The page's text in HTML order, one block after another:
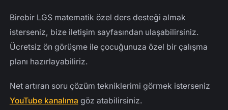
Birebir LGS matematik özel ders desteği almak
isterseniz, bize iletişim sayfasından ulaşabilirsiniz.
Ücretsiz ön görüşme ile çocuğunuza özel bir çalışma
planı hazırlayabiliriz.
Net artıran soru çözüm tekniklerimi görmek isterseniz
YouTube kanalıma göz atabilirsiniz.